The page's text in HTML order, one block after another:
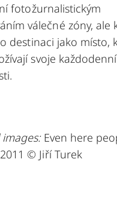
fotožurnalistickým
válečné zóny, ale
destinaci jako místo,
svoje
Even here
© Jiří Turek